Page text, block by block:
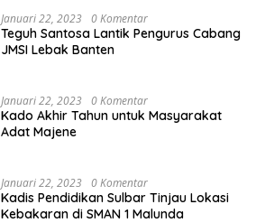
Januari 22, 2023 0 Komentar
Teguh Santosa Lantik Pengurus Cabang
JMSI Lebak Banten
Januari 22, 2023 0 Komentar
Kado Akhir Tahun untuk Masyarakat
Adat Majene
Januari 22, 2023 0 Komentar
Kadis Pendidikan Sulbar Tinjau Lokasi
Kebakaran di SMAN 1 Malunda